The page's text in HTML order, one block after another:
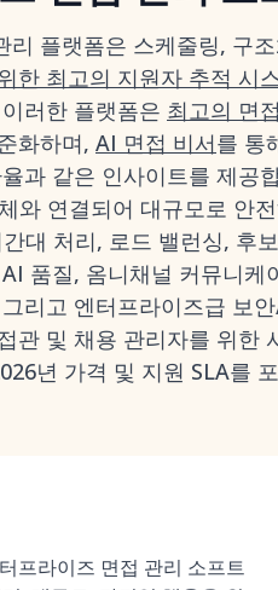
리 플랫폼은 스케줄링, 구
한 최고의 지원자 추적 시
러한 플랫폼은 최고의 면
화하며, AI 면접 비서를 통
과 같은 인사이트를 제공
와 연결되어 대규모로 안
대 처리, 로드 밸런싱, 후
품질, 옴니채널 커뮤니
리고 엔터프라이즈급 보
관 및 채용 관리자를 위한
년 가격 및 지원 SLA를
프라이즈 면접 관리 소프트